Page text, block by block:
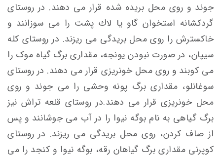
جوند و روی محل بريده شده قرار می دهند. در روستای
گردكشانه استخوان گاو يا لاك پشت را می سوزانند و
خاكسترش را روی محل بريدگی می ريزند. در روستای كله
سيپان، در صورت نبودن يونجه، مقداری برگ گیاه موک را
می كوبند و روی محل خونريزی قرار می دهند. در روستای
سوغانلو، مقداری برگ پونه وحشی را می جوند و روی
محل خونریزی قرار می دهند.در روستای قلعه تراش نیز
برگ گیاهی به نام بوگه نیوا را در آب می جوشانند و پس
از صاف کردن، روی محل بریدگی می ریزند. در روستای
کوپرنی مقداری برگ گیاهان رقه، بوگه نیوا و کنجد را می